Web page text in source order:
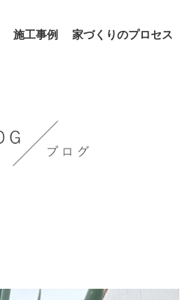
施工事例 家づくりのプロセス